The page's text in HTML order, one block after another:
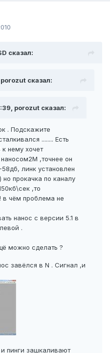
сказал:
сказал:
porozut сказал:
. Подскажите
........ Есть
нему хочет
,точнее он
линк установлен
прокачка по каналу
,то
в чём проблема не
нанос с версии 5.1 в
.
можно сделать ?
завёлся в N . Сигнал ,и
и пинги зашкаливают